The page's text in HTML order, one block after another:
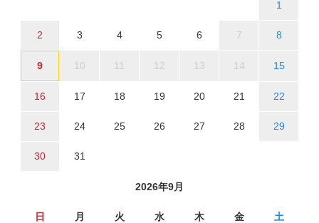
1
2 3 4 5 6 7 8
9 10 11 12 13 14 15
16 17 18 19 20 21 22
23 24 25 26 27 28 29
30 31
2026年9月
日 月 火 水 木 金 土